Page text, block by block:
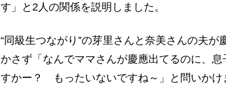
す」と2人の関係を説明しました。
“同級生つながり”の芽里さんと奈美さんの夫
かさず「なんでママさんが慶應出てるのに、
すかー？ もったいないですね～」と問いかけ